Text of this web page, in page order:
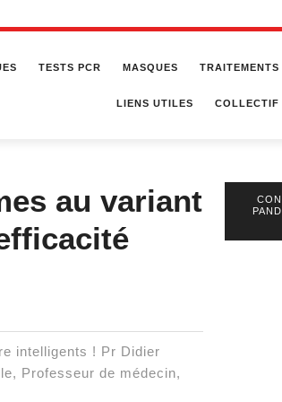
TESTS PCR MASQUES TRAITEMENTS
LIENS UTILES COLLECTIF
au variant
intelligents ! Pr Didier
Professeur de médecin,